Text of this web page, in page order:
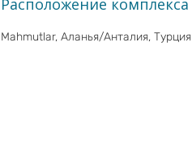
Расположение комплекса
Mahmutlar, Аланья/Анталия, Турция